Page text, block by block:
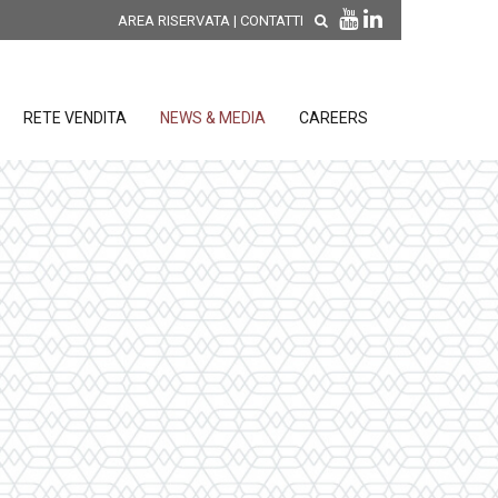
AREA RISERVATA | CONTATTI
SCOPRI LE NOVITÀ DI
PRODOTTO
CONDIZIONI GENERALI DI VENDITA E
DI GARANZIA
RETE VENDITA NEWS & MEDIA CAREERS